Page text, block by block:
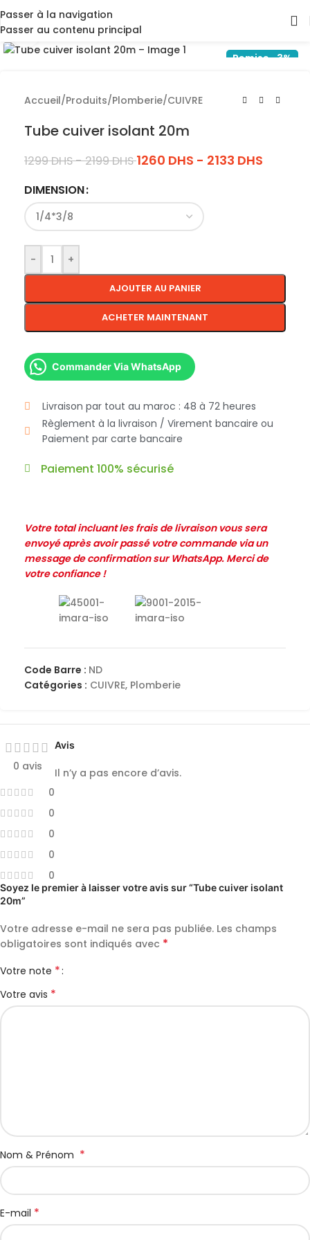
Passer à la navigation
Passer au contenu principal
Remise -3%
Cliquez pour agrandir
Accueil/Produits/Plomberie/CUIVRE
Tube cuiver isolant 20m
1299DHS-2199DHS 1260 DHS - 2133 DHS
DIMENSION
- +
AJOUTER AU PANIER
ACHETER MAINTENANT
Commander Via WhatsApp
Livraison par tout au maroc : 48 à 72 heures
Règlement à la livraison / Virement bancaire ou
Paiement par carte bancaire
Paiement 100% sécurisé
Votre total incluant les frais de livraison vous sera
envoyé après avoir passé votre commande via un
message de confirmation sur WhatsApp. Merci de
votre confiance !
Code Barre : ND
Catégories : CUIVRE, Plomberie
0 avis
0
0
0
0
0
Avis
Il n’y a pas encore d’avis.
Soyez le premier à laisser votre avis sur “Tube cuiver isolant
20m”
Votre adresse e-mail ne sera pas publiée. Les champs
obligatoires sont indiqués avec *
Votre note *
Votre avis *
Nom & Prénom *
E-mail *